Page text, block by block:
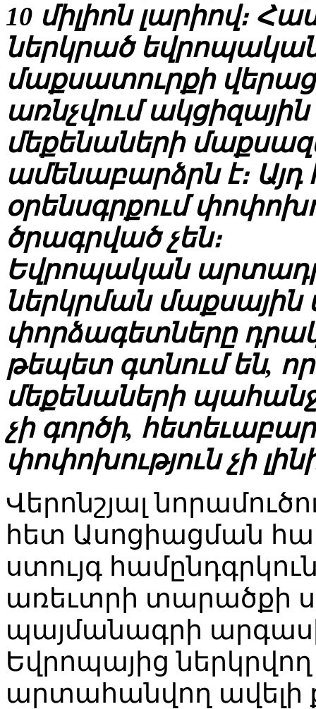
10 միլիոն լարիով։
ներկրած
մաքսատուրքի
առնչվում
մեքենաների
ամենաբարձրն է։
օրենսգրքում
ծրագրված չեն։
Եվրոպական
ներկրման մաքսային
փորձագետները
թեպետ գտնում են,
մեքենաների
չի գործի,
փոփոխություն չի
Վերոնշյալ
հետ Ասոցիացման
ստույգ
առեւտրի տարածքի
պայմանագրի
Եվրոպայից
արտահանվող ավելի